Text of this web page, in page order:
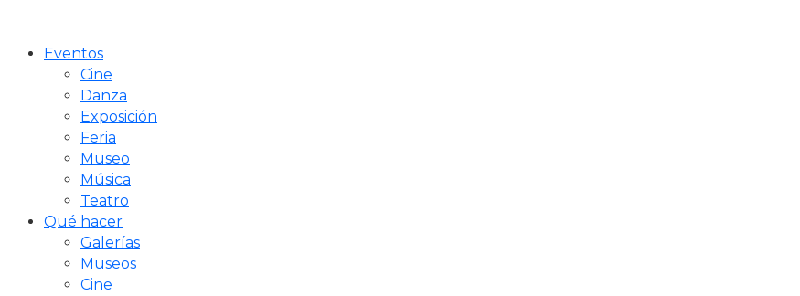
Eventos
Cine
Danza
Exposición
Feria
Museo
Música
Teatro
Qué hacer
Galerías
Museos
Cine